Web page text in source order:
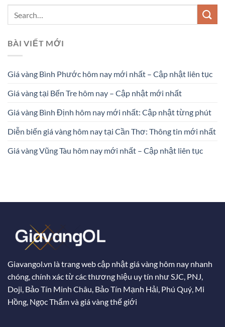
BÀI VIẾT MỚI
Giá vàng Bình Phước hôm nay mới nhất – Cập nhật liên tục
Giá vàng tại Bến Tre hôm nay – Cập nhật mới nhất
Giá vàng Bình Định hôm nay mới nhất: Cập nhật từng phút
Diễn biến giá vàng hôm nay tại Cần Thơ: Thông tin mới nhất
Giá vàng Vũng Tàu hôm nay mới nhất – Cập nhật liên tục
Giavangol.vn là trang web cập nhật giá vàng hôm nay nhanh
chóng, chính xác từ các thương hiệu uy tín như SJC, PNJ,
Doji, Bảo Tín Minh Châu, Bảo Tín Mạnh Hải, Phú Quý, Mi
Hồng, Ngọc Thẩm và giá vàng thế giới